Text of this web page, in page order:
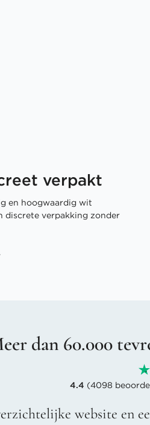
verpakt
en hoogwaardig wit
discrete verpakking zonder
dan 60.000
4.4 (4098
website en